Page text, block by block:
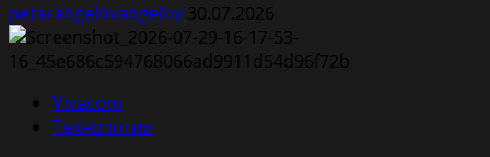
petarangelovangelov 30.07.2026
Vivacom
Технологии